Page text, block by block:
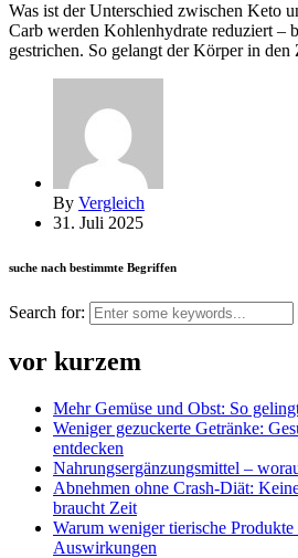
Was ist der Unterschied zwischen Keto
Carb werden Kohlenhydrate reduziert –
gestrichen. So gelangt der Körper in den
By Vergleich
31. Juli 2025
suche nach bestimmte Begriffen
Search for:
vor kurzem
Mehr Gemüse und Obst: So
Weniger gezuckerte Getränke:
entdecken
Nahrungsergänzungsmittel –
Abnehmen ohne Crash-Diät:
braucht Zeit
Warum weniger tierische Produkte
Auswirkungen